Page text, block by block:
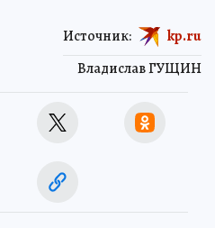
Владислав ГУЩИН
Источник: kp.ru